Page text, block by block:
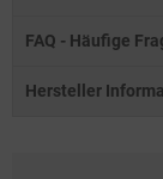
FAQ - Häufige
Hersteller